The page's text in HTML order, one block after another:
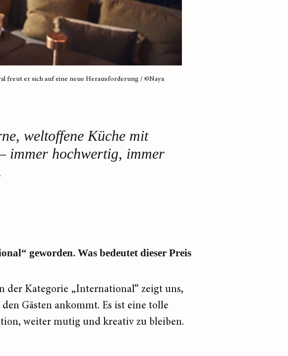
freut er sich auf eine neue Herausforderung / ©Naya
weltoffene Küche mit
immer hochwertig, immer
geworden. Was bedeutet dieser Preis
der Kategorie „International“ zeigt uns,
Gästen ankommt. Es ist eine tolle
weiter mutig und kreativ zu bleiben.